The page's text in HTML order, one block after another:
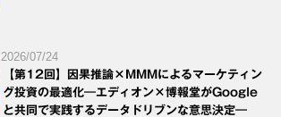
2026/07/24
【第12回】因果推論×MMMによるマーケティン
グ投資の最適化―エディオン×博報堂がGoogle
と共同で実践するデータドリブンな意思決定―